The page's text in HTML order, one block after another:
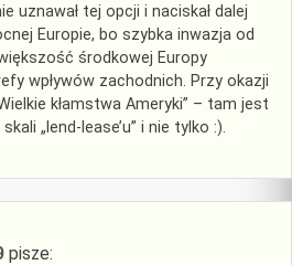
uznawał tej opcji i naciskał dalej
Europie, bo szybka inwazja od
środkowej Europy
wpływów zachodnich. Przy okazji
kłamstwa Ameryki” – tam jest
„lend-lease’u” i nie tylko :).
pisze: